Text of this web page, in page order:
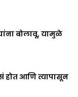
बोलावू, यामुळे
आणि त्यापासून